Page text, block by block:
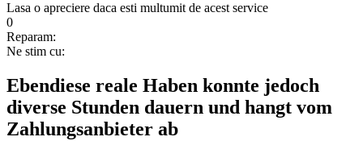
Lasa o apreciere daca esti multumit de acest service
0
Reparam:
Ne stim cu:
Ebendiese reale Haben konnte jedoch
diverse Stunden dauern und hangt vom
Zahlungsanbieter ab